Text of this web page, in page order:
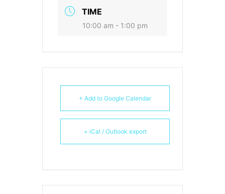
TIME
10:00 am - 1:00 pm
+ Add to Google Calendar
+ iCal / Outlook export